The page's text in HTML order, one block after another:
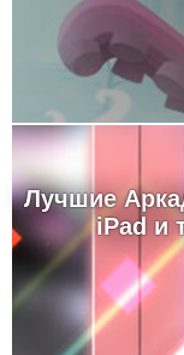
Лучшие
iPad и